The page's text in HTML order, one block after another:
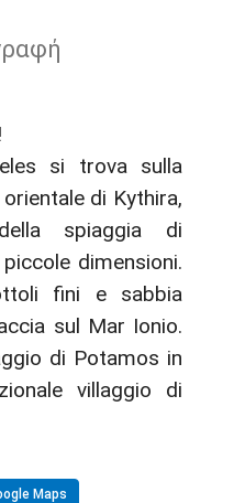
si trova sulla
di Kythira,
spiaggia di
dimensioni.
fini e sabbia
sul Mar Ionio.
di Potamos in
villaggio di
Maps